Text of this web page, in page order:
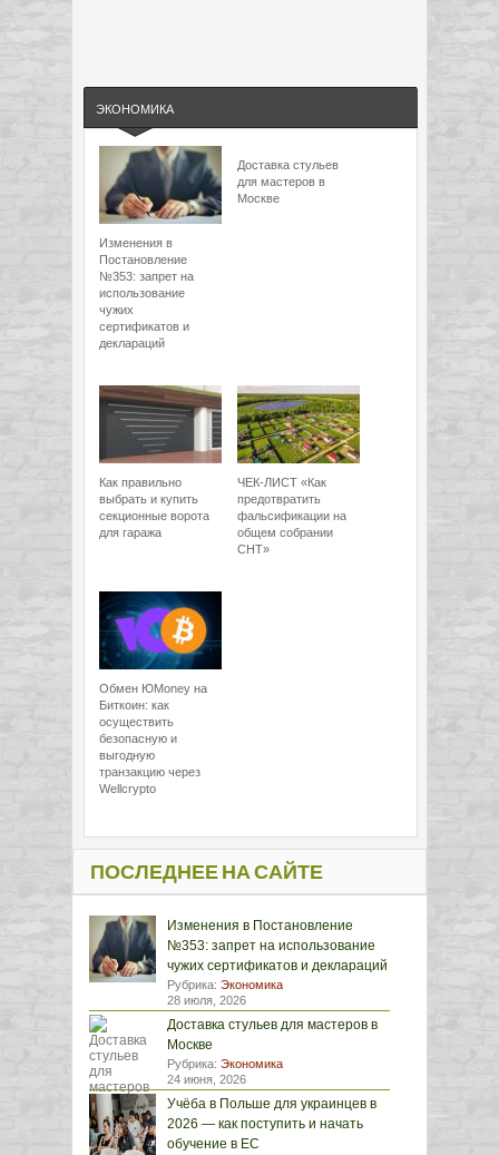
ЭКОНОМИКА
Изменения в
Постановление
№353: запрет на
использование
чужих
сертификатов и
деклараций
Доставка стульев
для мастеров в
Москве
Как правильно
выбрать и купить
секционные ворота
для гаража
ЧЕК-ЛИСТ «Как
предотвратить
фальсификации на
общем собрании
СНТ»
Обмен ЮMoney на
Биткоин: как
осуществить
безопасную и
выгодную
транзакцию через
Wellcrypto
ПОСЛЕДНЕЕ НА САЙТЕ
Изменения в Постановление
№353: запрет на использование
чужих сертификатов и деклараций
Рубрика: Экономика
28 июля, 2026
Доставка стульев для мастеров в
Москве
Рубрика: Экономика
24 июня, 2026
Учёба в Польше для украинцев в
2026 — как поступить и начать
обучение в ЕС